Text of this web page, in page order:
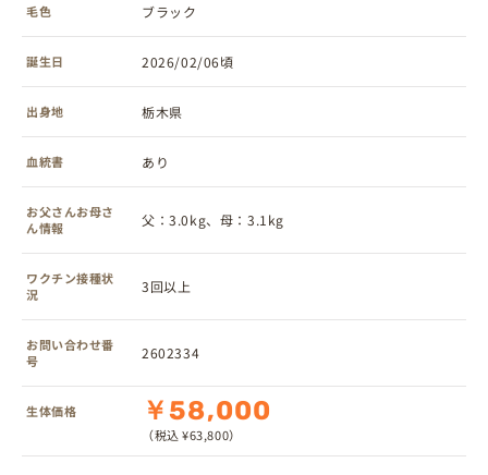
毛色 ブラック
誕生日 2026/02/06頃
出身地 栃木県
血統書 あり
お父さんお母さ
ん情報
父：3.0kg、母：3.1kg
ワクチン接種状
況
3回以上
お問い合わせ番
号
2602334
生体価格 ￥58,000
（税込 ¥63,800）